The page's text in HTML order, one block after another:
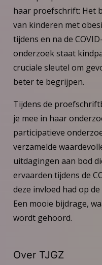
haar proefschrift: Het
van kinderen met
tijdens en na de
onderzoek staat
cruciale sleutel om
beter te begrijpen.
Tijdens de
je mee in haar
participatieve
verzamelde
uitdagingen aan bod
ervaarden tijdens de
deze invloed had op
Een mooie bijdrage,
wordt gehoord.
Over TJGZ